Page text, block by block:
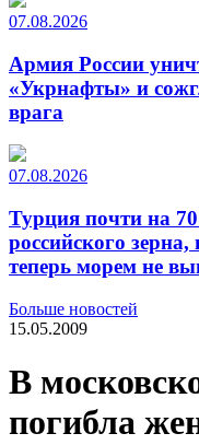
07.08.2026
Армия России
«Укрнафты» и
врага
07.08.2026
Турция почти на
российского
теперь морем не
Больше новостей
15.05.2009
В
погибла